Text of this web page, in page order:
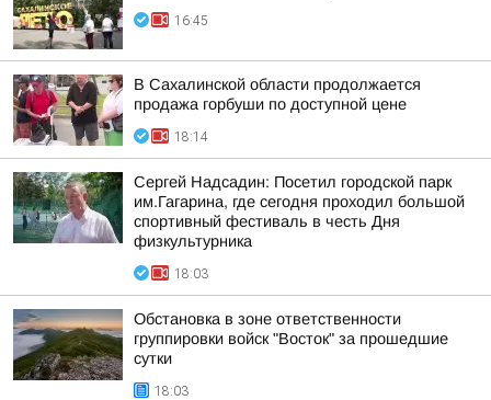
16:45
В Сахалинской области продолжается
продажа горбуши по доступной цене
18:14
Сергей Надсадин: Посетил городской парк
им.Гагарина, где сегодня проходил большой
спортивный фестиваль в честь Дня
физкультурника
18:03
Обстановка в зоне ответственности
группировки войск "Восток" за прошедшие
сутки
18:03